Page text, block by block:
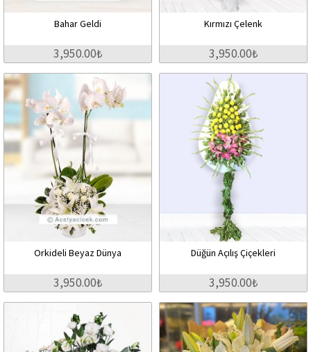
Bahar Geldi
3,950.00₺
Kırmızı Çelenk
3,950.00₺
Orkideli Beyaz Dünya
3,950.00₺
Düğün Açılış Çiçekleri
3,950.00₺